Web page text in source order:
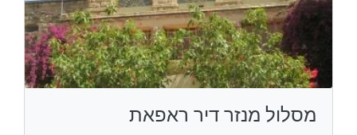
מסלול מנזר דיר ראפאת